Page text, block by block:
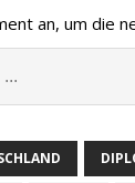
an, um die